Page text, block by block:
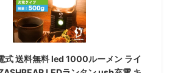
式 送料無料 led 1000ルーメン ライ